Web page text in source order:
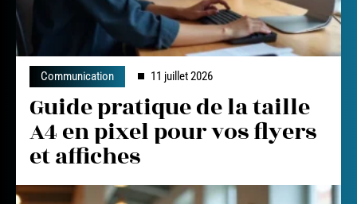
Communication 11 juillet 2026
Guide pratique de la taille
A4 en pixel pour vos flyers
et affiches